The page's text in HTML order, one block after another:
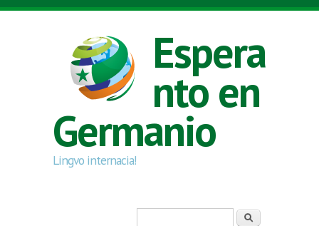
Skip to main content
Espera
nto en
Germanio
Lingvo internacia!